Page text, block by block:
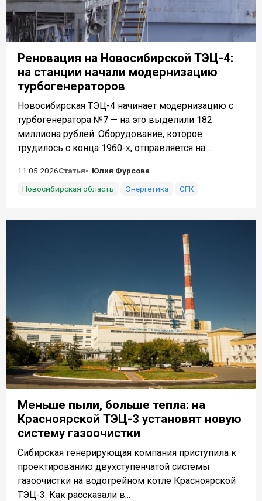
Реновация на Новосибирской ТЭЦ-4:
на станции начали модернизацию
турбогенераторов
Новосибирская ТЭЦ-4 начинает модернизацию с
турбогенератора №7 — на это выделили 182
миллиона рублей. Оборудование, которое
трудилось с конца 1960-х, отправляется на...
11.05.2026Статья
Юлия Фурсова
Новосибирская область
Энергетика СГК
Меньше пыли, больше тепла: на
Красноярской ТЭЦ-3 установят новую
систему газоочистки
Сибирская генерирующая компания приступила к
проектированию двухступенчатой системы
газоочистки на водогрейном котле Красноярской
ТЭЦ-3. Как рассказали в...